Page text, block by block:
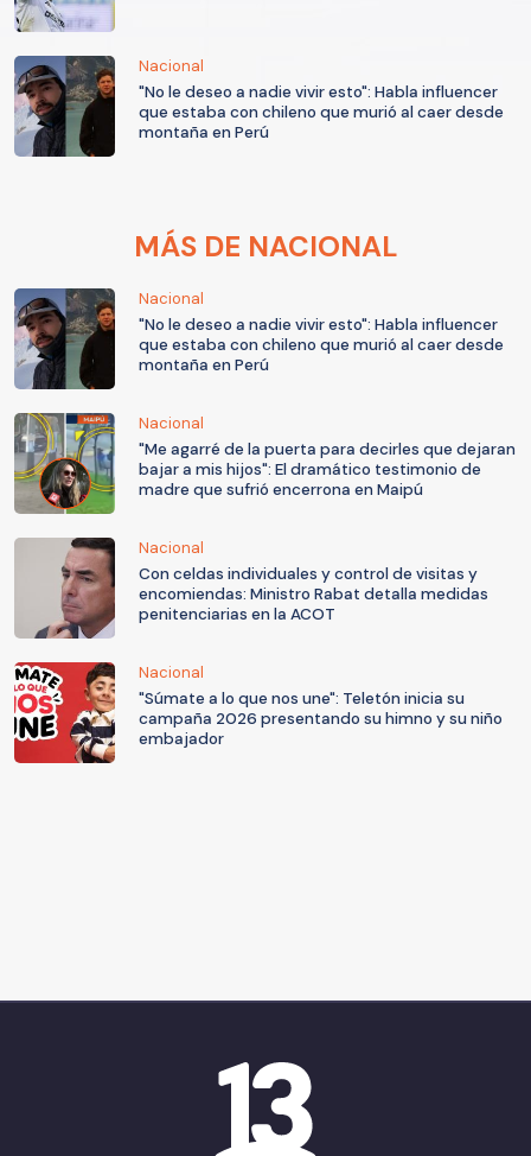
Nacional
"No le deseo a nadie vivir esto": Habla influencer
que estaba con chileno que murió al caer desde
montaña en Perú
MÁS DE NACIONAL
Nacional
"No le deseo a nadie vivir esto": Habla influencer
que estaba con chileno que murió al caer desde
montaña en Perú
Nacional
"Me agarré de la puerta para decirles que dejaran
bajar a mis hijos": El dramático testimonio de
madre que sufrió encerrona en Maipú
Nacional
Con celdas individuales y control de visitas y
encomiendas: Ministro Rabat detalla medidas
penitenciarias en la ACOT
Nacional
"Súmate a lo que nos une": Teletón inicia su
campaña 2026 presentando su himno y su niño
embajador